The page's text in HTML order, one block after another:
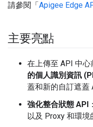
請參閱「Apigee Edge
主要亮點
在上傳至 API 中心
的個人識別資訊
蓋和新的自訂遮蓋
強化整合狀態 API
以及 Proxy 和環境